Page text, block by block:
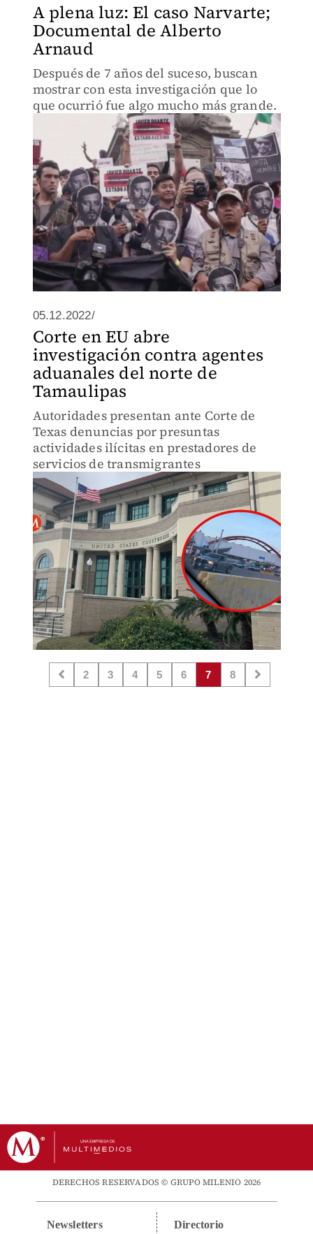
A plena luz: El caso Narvarte;
Documental de Alberto
Arnaud
Después de 7 años del suceso, buscan
mostrar con esta investigación que lo
que ocurrió fue algo mucho más grande.
05.12.2022/
Corte en EU abre
investigación contra agentes
aduanales del norte de
Tamaulipas
Autoridades presentan ante Corte de
Texas denuncias por presuntas
actividades ilícitas en prestadores de
servicios de transmigrantes
2 3 4 5 6 7 8
DERECHOS RESERVADOS © GRUPO MILENIO 2026
Newsletters Directorio